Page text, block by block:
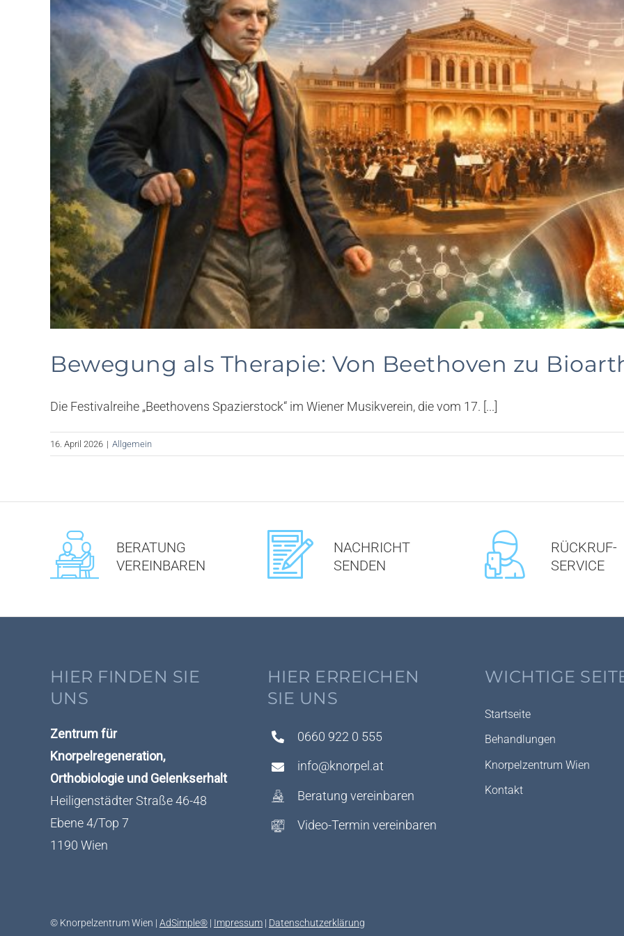
Umstellungsosteotomie
Meniskusnaht – Meniskusrefixation
Meniskusresektion
Meniskustransplantation
Bandrekonstruktion des Kniegelenks
Endoprothese – Künstlicher Gelenksersatz
Stammzellentherapie
Fettstammzellen
Bewegung als Therapie: Von Beethoven zu
Die Festivalreihe „Beethovens Spazierstock“ im Wiener Musikverein, die vom 17. [...]
16. April 2026 | Allgemein
BERATUNG
VEREINBAREN
NACHRICHT
SENDEN
RÜCKRUF-
SERVICE
HIER FINDEN SIE
UNS
Zentrum für
Knorpelregeneration,
Orthobiologie und Gelenkserhalt
Heiligenstädter Straße 46-48
Ebene 4/Top 7
1190 Wien
HIER ERREICHEN
SIE UNS
0660 922 0 555
info@knorpel.at
Beratung vereinbaren
Video-Termin vereinbaren
WICHTIGE
Startseite
Behandlungen
Knorpelzentrum Wien
Kontakt
© Knorpelzentrum Wien | AdSimple®| Impressum| Datenschutzerklärung